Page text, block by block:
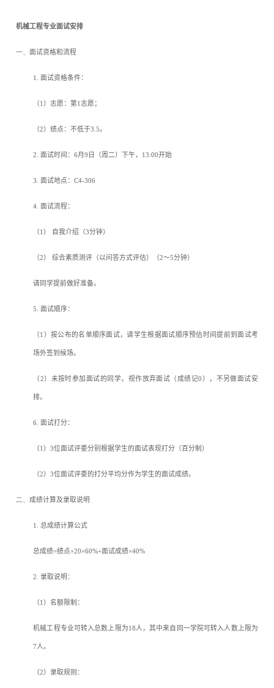
机械工程专业面试安排
一、面试资格和流程
1.面试资格条件：
（1）志愿：第1志愿；
（2）绩点：不低于3.5。
2.面试时间：6月9 日（周二）下午， 13:00开始
3.面试地点：C4-306
4.面试流程：
（1） 自我介绍（3分钟）
（2） 综合素质测评（以问答方式评估）（2～5分钟）
请同学提前做好准备。
5.面试顺序：
（1 ）按公布的名单顺序面试，请学生根据面试顺序预估时间提前到面试考
场外签到候场。
（2）未按时参加面试的同学，视作放弃面试（成绩记0），不另做面试安
排。
6.面试打分：
（1）3位面试评委分别根据学生的面试表现打分（百分制）
（2）3位面试评委的打分平均分作为学生的面试成绩。
二、 成绩计算及录取说明
1. 总成绩计算公式
总成绩=绩点×20×60%+面试成绩×40%
2.录取说明：
（1）名额限制：
机械工程专业可转入总数上限为18人，其中来自同一学院可转入人数上限为
7人。
（2）录取规则：